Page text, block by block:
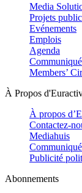
Media
Projets
Evénements
Emplois
Agenda
Members’
À Propos
À propos
Contactez-
Mediahuis
Publicité
Abonnements